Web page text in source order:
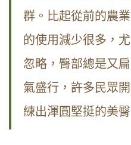
群。比起從前的農
的使用減少很多，
忽略，臀部總是又
氣盛行，許多民眾
練出渾圓堅挺的美臀